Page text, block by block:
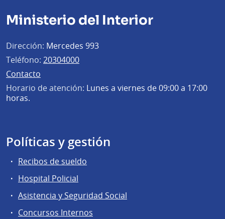
Ministerio del Interior
Dirección: Mercedes 993
Teléfono: 20304000
Contacto
Horario de atención: Lunes a viernes de 09:00 a 17:00
horas.
Políticas y gestión
Recibos de sueldo
Hospital Policial
Asistencia y Seguridad Social
Concursos Internos